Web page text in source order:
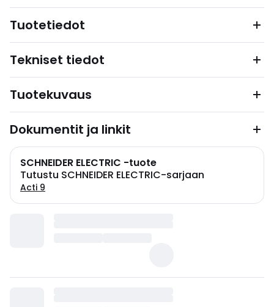
Tuotetiedot
Tekniset tiedot
Tuotekuvaus
Dokumentit ja linkit
SCHNEIDER ELECTRIC -tuote
Tutustu SCHNEIDER ELECTRIC-sarjaan
Acti 9